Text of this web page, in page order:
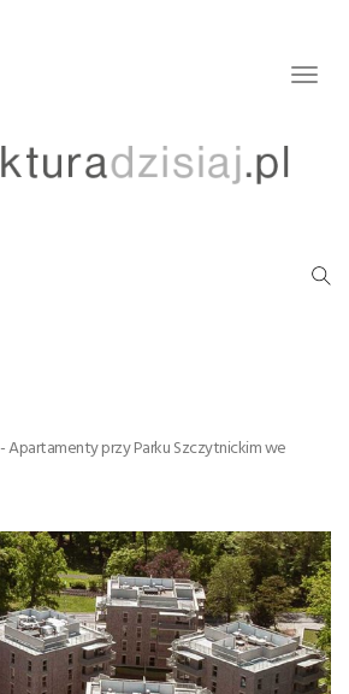
Apartamenty przy Parku Szczytnickim we